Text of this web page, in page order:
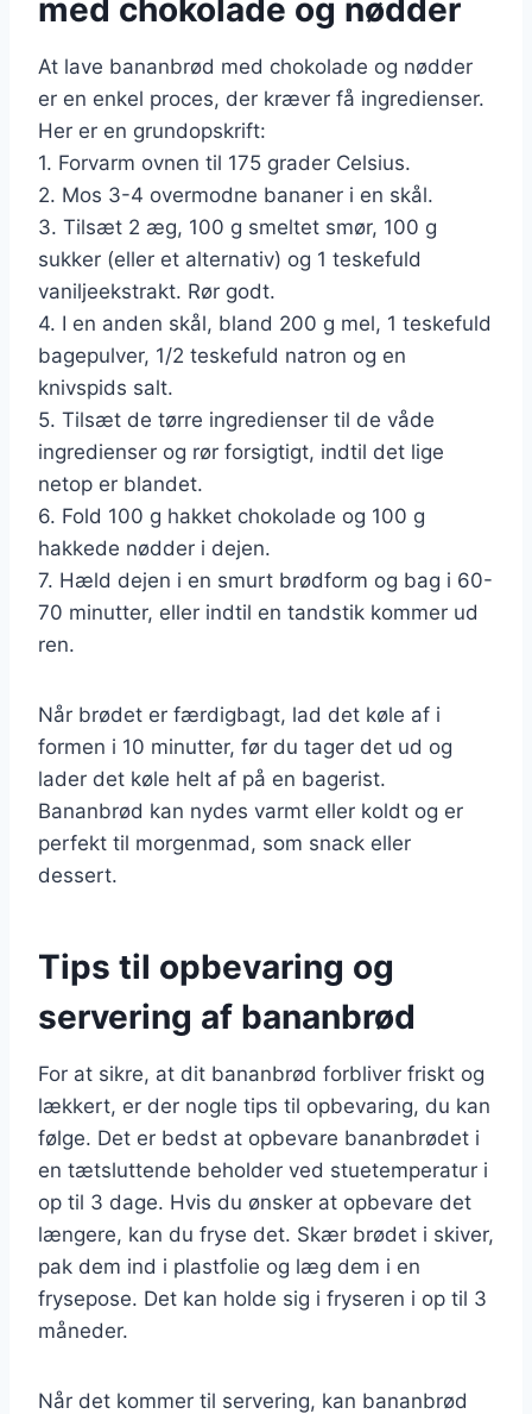
med chokolade og nødder
At lave bananbrød med chokolade og nødder
er en enkel proces, der kræver få ingredienser.
Her er en grundopskrift:
1. Forvarm ovnen til 175 grader Celsius.
2. Mos 3-4 overmodne bananer i en skål.
3. Tilsæt 2 æg, 100 g smeltet smør, 100 g
sukker (eller et alternativ) og 1 teskefuld
vaniljeekstrakt. Rør godt.
4. I en anden skål, bland 200 g mel, 1 teskefuld
bagepulver, 1/2 teskefuld natron og en
knivspids salt.
5. Tilsæt de tørre ingredienser til de våde
ingredienser og rør forsigtigt, indtil det lige
netop er blandet.
6. Fold 100 g hakket chokolade og 100 g
hakkede nødder i dejen.
7. Hæld dejen i en smurt brødform og bag i 60-
70 minutter, eller indtil en tandstik kommer ud
ren.
Når brødet er færdigbagt, lad det køle af i
formen i 10 minutter, før du tager det ud og
lader det køle helt af på en bagerist.
Bananbrød kan nydes varmt eller koldt og er
perfekt til morgenmad, som snack eller
dessert.
Tips til opbevaring og
servering af bananbrød
For at sikre, at dit bananbrød forbliver friskt og
lækkert, er der nogle tips til opbevaring, du kan
følge. Det er bedst at opbevare bananbrødet i
en tætsluttende beholder ved stuetemperatur i
op til 3 dage. Hvis du ønsker at opbevare det
længere, kan du fryse det. Skær brødet i skiver,
pak dem ind i plastfolie og læg dem i en
frysepose. Det kan holde sig i fryseren i op til 3
måneder.
Når det kommer til servering, kan bananbrød